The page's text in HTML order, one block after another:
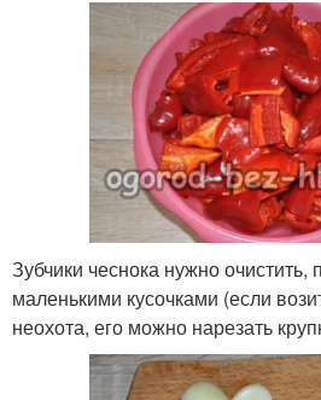
Зубчики чеснока нужно очистить,
маленькими кусочками (если
неохота, его можно нарезать